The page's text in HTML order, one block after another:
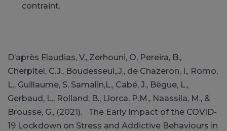
contraint.
D’après Flaudias, V., Zerhouni, O, Pereira, B.,
Cherpitel, C.J., Boudesseul,,J., de Chazeron, I., Romo,
L., Guillaume, S, Samalin,L., Cabé, J., Bègue, L.,
Gerbaud, L., Rolland, B., Llorca, P.M., Naassila, M., &
Brousse, G., (2021). The Early Impact of the COVID-
19 Lockdown on Stress and Addictive Behaviours in